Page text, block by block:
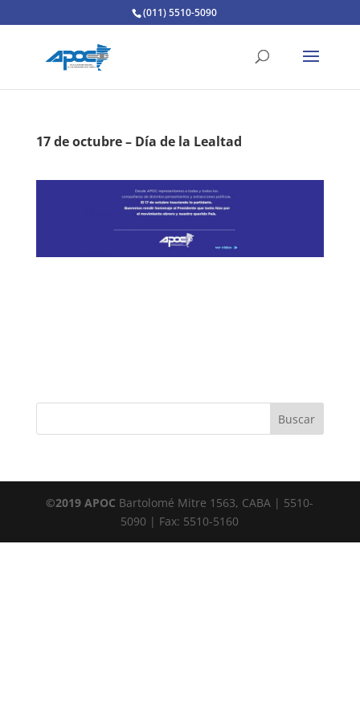
(011) 5510-5090
17 de octubre – Día de la Lealtad
©2019 APOC Bartolomé Mitre 1563, CABA | 5510-
5090 | Fax: 5510-5160